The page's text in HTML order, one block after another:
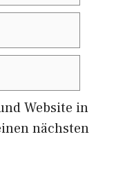
Website in
nächsten